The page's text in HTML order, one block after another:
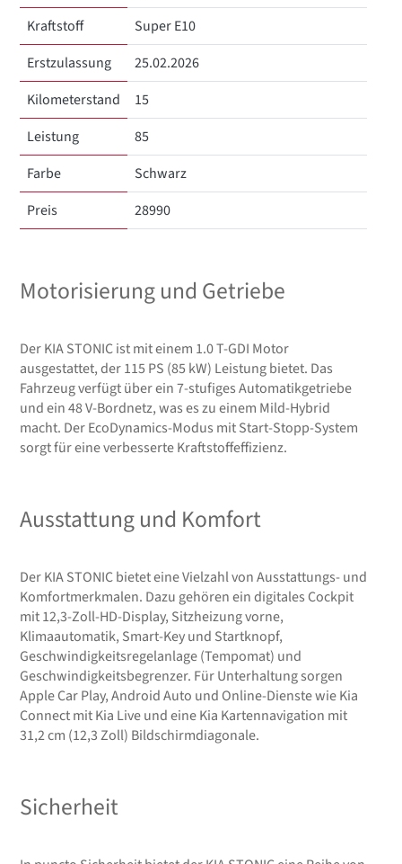
Kraftstoff
Super E10
Erstzulassung
25.02.2026
Kilometerstand
15
Leistung
85
Farbe
Schwarz
Preis
28990
Motorisierung und Getriebe
Der KIA STONIC ist mit einem 1.0 T-GDI Motor
ausgestattet, der 115 PS (85 kW) Leistung bietet. Das
Fahrzeug verfügt über ein 7-stufiges Automatikgetriebe
und ein 48 V-Bordnetz, was es zu einem Mild-Hybrid
macht. Der EcoDynamics-Modus mit Start-Stopp-System
sorgt für eine verbesserte Kraftstoffeffizienz.
Ausstattung und Komfort
Der KIA STONIC bietet eine Vielzahl von Ausstattungs- und
Komfortmerkmalen. Dazu gehören ein digitales Cockpit
mit 12,3-Zoll-HD-Display, Sitzheizung vorne,
Klimaautomatik, Smart-Key und Startknopf,
Geschwindigkeitsregelanlage (Tempomat) und
Geschwindigkeitsbegrenzer. Für Unterhaltung sorgen
Apple Car Play, Android Auto und Online-Dienste wie Kia
Connect mit Kia Live und eine Kia Kartennavigation mit
31,2 cm (12,3 Zoll) Bildschirmdiagonale.
Sicherheit